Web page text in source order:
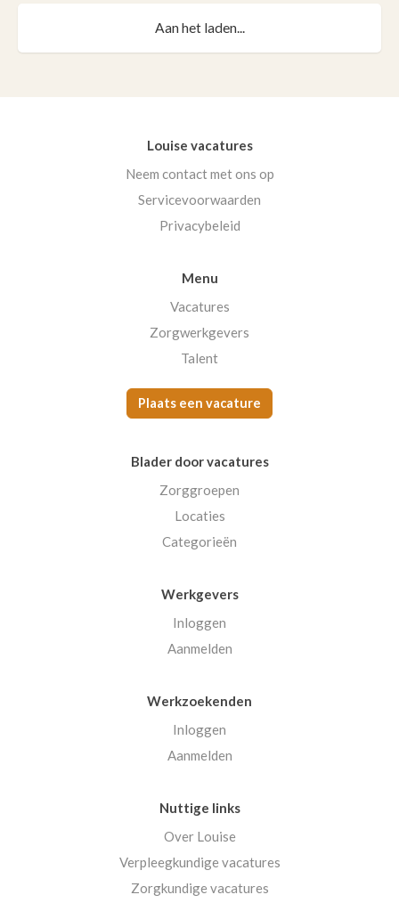
Aan het laden...
Louise vacatures
Neem contact met ons op
Servicevoorwaarden
Privacybeleid
Menu
Vacatures
Zorgwerkgevers
Talent
Plaats een vacature
Blader door vacatures
Zorggroepen
Locaties
Categorieën
Werkgevers
Inloggen
Aanmelden
Werkzoekenden
Inloggen
Aanmelden
Nuttige links
Over Louise
Verpleegkundige vacatures
Zorgkundige vacatures